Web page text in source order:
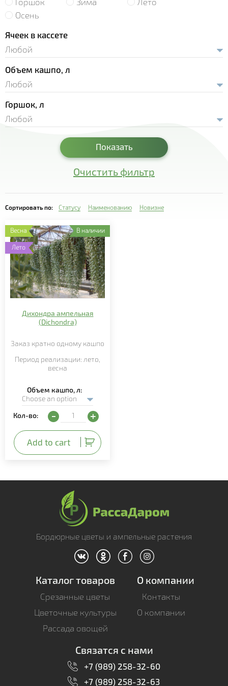
- Сансевиерия
- Седум
- Традесканция
- Фуксия
- Хавортия
- Целлозия
- Цинерария
- Земляника Корона
- Земляника Портола
- Земляника Элиани
- Рассада лука
- Рассада салата
- Пряновкусовые травы
- Рассада огурца
- Рассада перца
- Рассада томата
Осень
Ячеек в кассете
Объем кашпо, л
Горшок, л
Показать
Очистить фильтр
Сортировать по: Статусу Наименованию Новизне
В наличии
Весна
Лето
Дихондра ампельная
(Dichondra)
Заказ кратно одному кашпо
Период реализации: лето
весна
Объем кашпо, л
Кол-во: Дихондра ампельная (Dichondra) quantity
Add to cart
Бордюрные цветы и ампельные растения
Каталог товаров
Срезанные цветы
Цветочные культуры
Рассада овощей
О компании
Контакты
О компании
Связатся с нами
+7 (989) 258-32-60
+7 (989) 258-32-63